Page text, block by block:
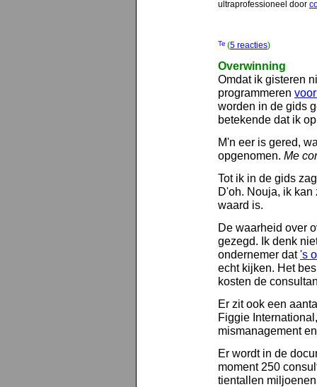
ultraprofessioneel door
(5 reacties)
Overwinning
Omdat ik gisteren
programmeren
worden in de gids
betekende dat ik
M'n eer is gered,
opgenomen. Me
Tot ik in de gids
D'oh. Nouja, ik kan
waard is.
De waarheid over
gezegd. Ik denk
ondernemer dat's
echt kijken. Het
kosten de
Er zit ook een
Figgie
mismanagement
Er wordt in de
moment 250
tientallen